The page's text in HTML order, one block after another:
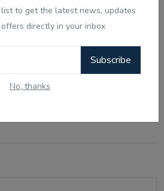
list to get the latest news, updates
directly in your inbox
Subscribe
No, thanks
Updates - Punjab
...